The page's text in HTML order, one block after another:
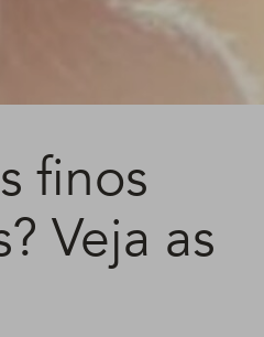
finos
Veja as